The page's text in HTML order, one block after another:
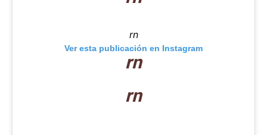
rn
Ver esta publicación en Instagram
rn
rn